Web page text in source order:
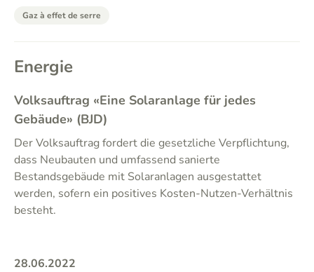
Gaz à effet de serre
Energie
Volksauftrag «Eine Solaranlage für jedes
Gebäude» (BJD)
Der Volksauftrag fordert die gesetzliche Verpflichtung,
dass Neubauten und umfassend sanierte
Bestandsgebäude mit Solaranlagen ausgestattet
werden, sofern ein positives Kosten-Nutzen-Verhältnis
besteht.
28.06.2022